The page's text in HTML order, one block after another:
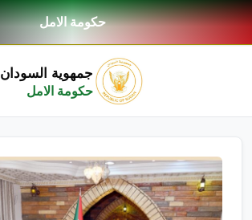
حكومة الامل
جمهوية السودان
حكومة الامل